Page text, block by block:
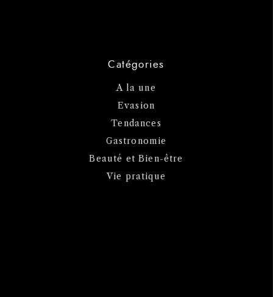
Catégories
A la une
Evasion
Tendances
Gastronomie
Beauté et Bien-être
Vie pratique